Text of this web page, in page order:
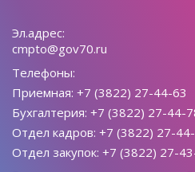
Эл.адрес:
cmpto@gov70.ru
Телефоны:
Приемная: +7 (3822) 27-44-63
Бухгалтерия: +7 (3822) 27-44-
Отдел кадров: +7 (3822) 27-
Отдел закупок: +7 (3822) 27-